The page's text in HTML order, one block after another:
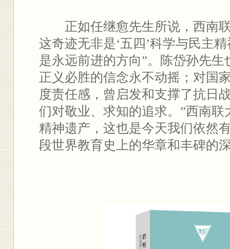
正如任继愈先生所说，西南
这奇迹无非是‘五四’科学与民主
是永远前进的方向”。陈岱孙先生
正义必胜的信念永不动摇；对国
度责任感，曾启发和支撑了抗日
们对敬业、求知的追求。”西南
精神遗产，这也是今天我们依然
段世界教育史上的华章和丰碑的